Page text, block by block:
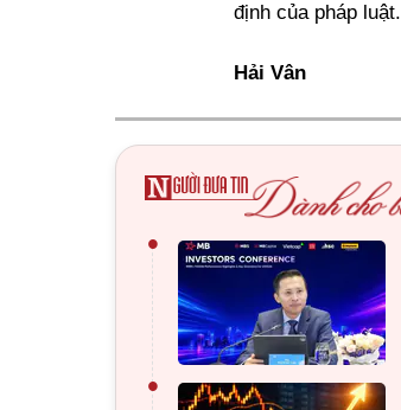
định của pháp luật.
Hải Vân
•
•